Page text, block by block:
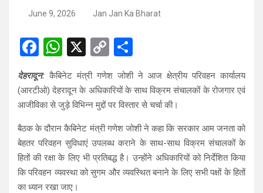
June 9, 2026 Jan Jan Ka Bharat
F
ce
b
o
o
k
W
h
at
s
A
p
p
X
C
py
Li
n
k
h
ar
e
देहरादून: कैबिनेट मंत्री गणेश जोशी ने आज क्षेत्रीय परिवहन कार्यालय
(आरटीओ) देहरादून के अधिकारियों के साथ विक्रम संचालकों के रोजगार एवं
आजीविका से जुड़े विभिन्न मुद्दों पर विस्तार से चर्चा की।
बैठक के दौरान कैबिनेट मंत्री गणेश जोशी ने कहा कि सरकार आम जनता को
बेहतर परिवहन सुविधाएं उपलब्ध कराने के साथ-साथ विक्रम संचालकों के
हितों की रक्षा के लिए भी प्रतिबद्ध है। उन्होंने अधिकारियों को निर्देशित किया
कि परिवहन व्यवस्था को सुगम और व्यवस्थित बनाने के लिए सभी पक्षों के हितों
का ध्यान रखा जाए।